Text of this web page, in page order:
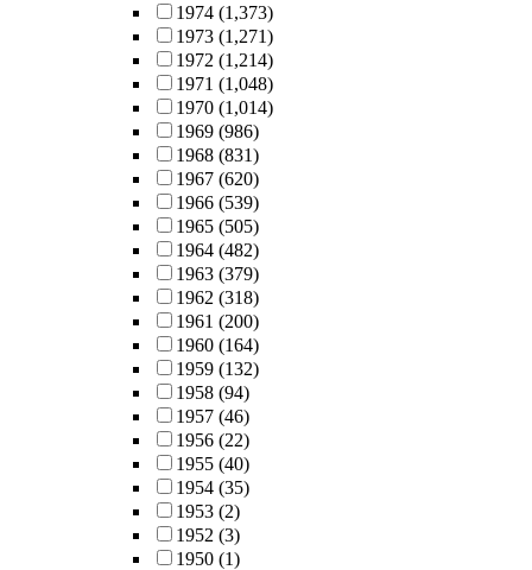
1974 (1,373)
1973 (1,271)
1972 (1,214)
1971 (1,048)
1970 (1,014)
1969 (986)
1968 (831)
1967 (620)
1966 (539)
1965 (505)
1964 (482)
1963 (379)
1962 (318)
1961 (200)
1960 (164)
1959 (132)
1958 (94)
1957 (46)
1956 (22)
1955 (40)
1954 (35)
1953 (2)
1952 (3)
1950 (1)